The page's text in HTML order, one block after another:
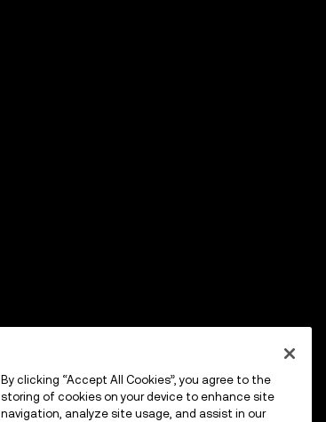
By clicking “Accept All Cookies”, you agree to the
storing of cookies on your device to enhance site
navigation, analyze site usage, and assist in our